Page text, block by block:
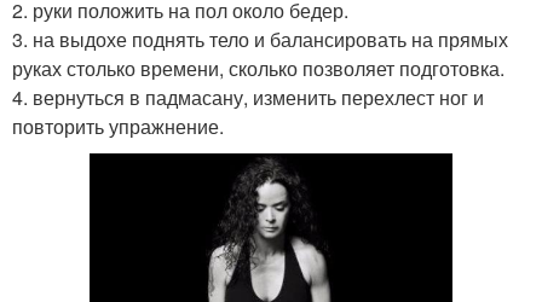
2. руки положить на пол около бедер.
3. на выдохе поднять тело и балансировать на прямых
руках столько времени, сколько позволяет подготовка.
4. вернуться в падмасану, изменить перехлест ног и
повторить упражнение.